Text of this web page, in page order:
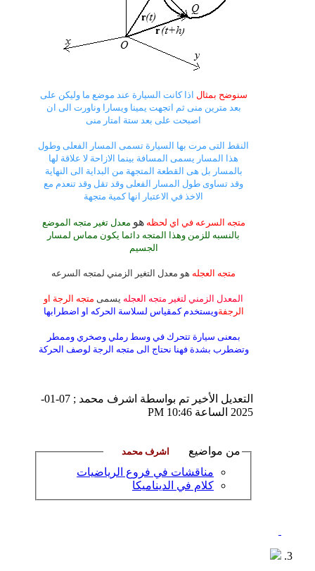
سنوضح بمثال اذا كانت السيارة عند موضع ما وليكن على
بعد مترين منى ثم اتجهت يمينا ويسارا وناورت الى ان
اصبحت على بعد ستة امتار منى
النقط التى مرت بها السيارة تسمى المسار الفعلى وطول
هذا المسار يسمى المسافة بينما الازاحة لا علاقة لها
بالمسار بل هى القطعة المتجهة من البداية الى النهاية
وقد تساوى طول المسار الفعلى وقد تقل وقد تنعدم مع
الاخذ في الاعتبار انها كمية متجهة
متجه السرعه في اي لحظههو معدل تغير متجه الموضع
بالنسبه للزمن وهذا المتجه دائما يكون مماس لمسار
الجسيم
متجه العجله هو معدل التغير الزمني لمتجه السرعه
المعدل الزمني لتغير متجه العجله يسمى متجه الرجة او
الرجفةويستخدم كمقياس لسلاسة الحركه او اضطرابها
بمعنى سيارة تتحرك في وسط رملي وصخري وممطر
وتضطرب بشدة فهنا نحتاج الى متجه الرجة لوصف الحركة
التعديل الأخير تم بواسطة اشرف محمد ; 07-01-
2025 الساعة
10:46 PM
من مواضيع
مناقشات في فروع الرياضيات
كلام في الديناميكا